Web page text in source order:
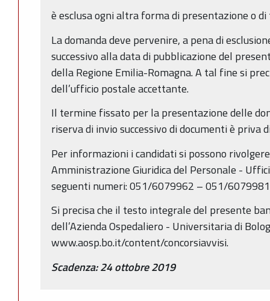
è esclusa ogni altra forma di presentazione o
La domanda deve pervenire, a pena di
successivo alla data di pubblicazione del
della Regione Emilia-Romagna. A tal fine si
dell’ufficio postale accettante.
Il termine fissato per la presentazione delle
riserva di invio successivo di documenti è priva
Per informazioni i candidati si possono
Amministrazione Giuridica del Personale -
seguenti numeri: 051/6079962 – 051/
Si precisa che il testo integrale del presente
dell’Azienda Ospedaliero - Universitaria di
www.aosp.bo.it/content/concorsiavvisi.
Scadenza: 24 ottobre 2019